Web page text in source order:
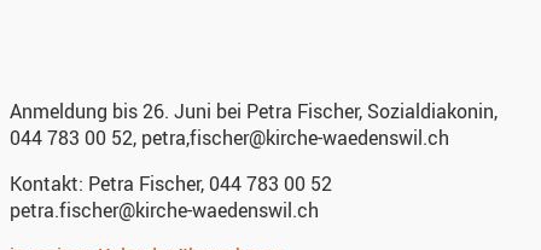
Anmeldung bis 26. Juni bei Petra Fischer, Sozialdiakonin,
044 783 00 52, petra,fischer@kirche-waedenswil.ch
Kontakt: Petra Fischer, 044 783 00 52
petra.fischer@kirche-waedenswil.ch